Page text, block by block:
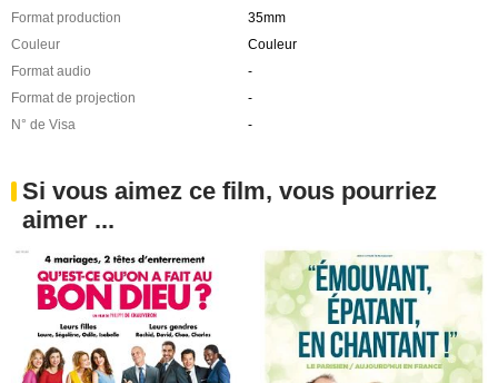
Format production
35mm
Couleur
Couleur
Format audio
-
Format de projection
-
N° de Visa
-
Si vous aimez ce film, vous pourriez
aimer ...